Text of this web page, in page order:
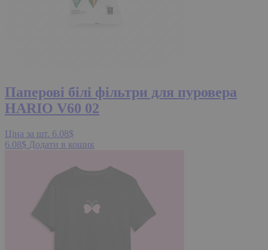
Паперові білі фільтри для пуровера
HARIO V60 02
Ціна за шт. 6.08$
6.08$ Додати в кошик